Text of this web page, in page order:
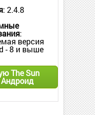
: 2.4.8
:
версия
- 8 и выше
The Sun
Андроид